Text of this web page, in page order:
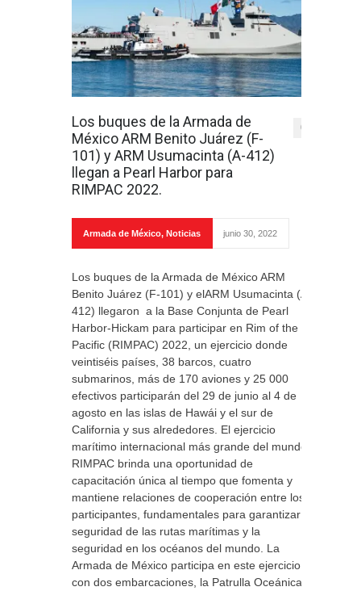
Los buques de la Armada de
México ARM Benito Juárez (F-
101) y ARM Usumacinta (A-412)
llegan a Pearl Harbor para
RIMPAC 2022.
0
Armada de México, Noticias junio 30, 2022
Los buques de la Armada de México ARM
Benito Juárez (F-101) y elARM Usumacinta (A-
412) llegaron a la Base Conjunta de Pearl
Harbor-Hickam para participar en Rim of the
Pacific (RIMPAC) 2022, un ejercicio donde
veintiséis países, 38 barcos, cuatro
submarinos, más de 170 aviones y 25 000
efectivos participarán del 29 de junio al 4 de
agosto en las islas de Hawái y el sur de
California y sus alrededores. El ejercicio
marítimo internacional más grande del mundo,
RIMPAC brinda una oportunidad de
capacitación única al tiempo que fomenta y
mantiene relaciones de cooperación entre los
participantes, fundamentales para garantizar la
seguridad de las rutas marítimas y la
seguridad en los océanos del mundo. La
Armada de México participa en este ejercicio
con dos embarcaciones, la Patrulla Oceánica